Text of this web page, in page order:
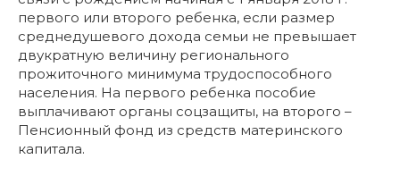
первого или второго ребенка, если размер
среднедушевого дохода семьи не превышает
двукратную величину регионального
прожиточного минимума трудоспособного
населения. На первого ребенка пособие
выплачивают органы соцзащиты, на второго –
Пенсионный фонд из средств материнского
капитала.